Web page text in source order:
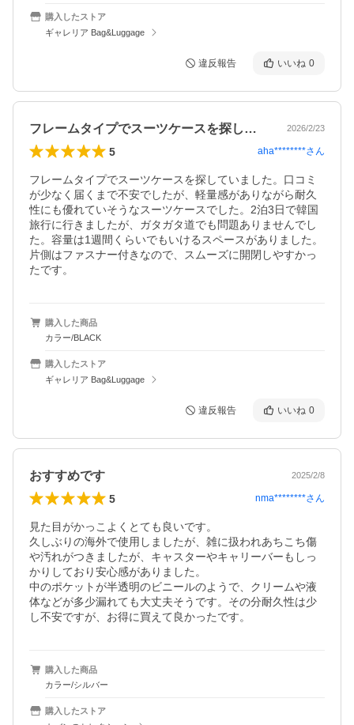
購入したストア
ギャレリア Bag&Luggage
違反報告 いいね 0
フレームタイプでスーツケースを探してい… 2026/2/23
5 aha********さん
フレームタイプでスーツケースを探していました。口コミ
が少なく届くまで不安でしたが、軽量感がありながら耐久
性にも優れていそうなスーツケースでした。2泊3日で韓国
旅行に行きましたが、ガタガタ道でも問題ありませんでし
た。容量は1週間くらいでもいけるスペースがありました。
片側はファスナー付きなので、スムーズに開閉しやすかっ
たです。
購入した商品
カラー/BLACK
購入したストア
ギャレリア Bag&Luggage
違反報告 いいね 0
おすすめです 2025/2/8
5 nma********さん
見た目がかっこよくとても良いです。
久しぶりの海外で使用しましたが、雑に扱われあちこち傷
や汚れがつきましたが、キャスターやキャリーバーもしっ
かりしており安心感がありました。
中のポケットが半透明のビニールのようで、クリームや液
体などが多少漏れても大丈夫そうです。その分耐久性は少
し不安ですが、お得に買えて良かったです。
購入した商品
カラー/シルバー
購入したストア